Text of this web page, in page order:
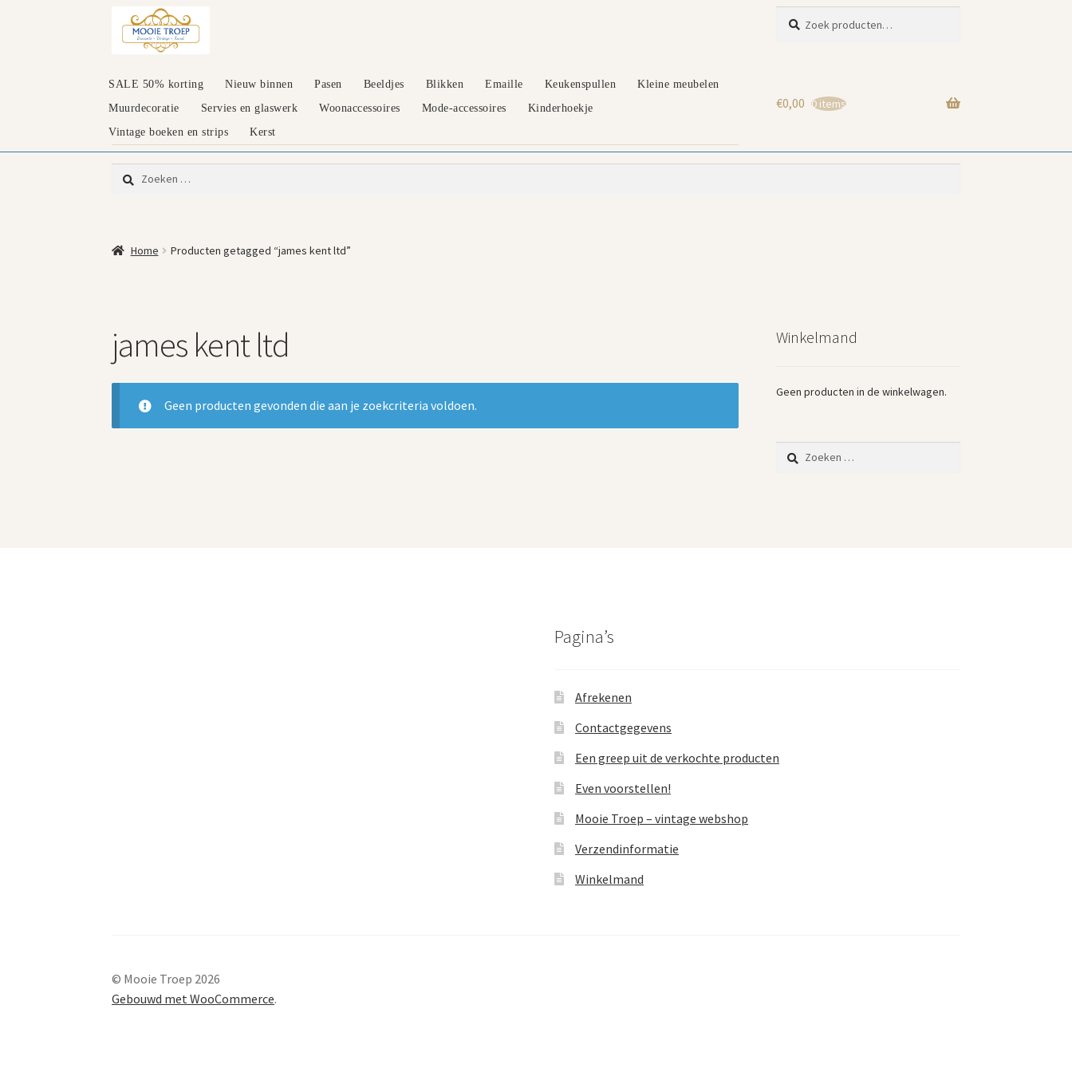
door
naar
naar:
SALE 50% korting Nieuw binnen Pasen Beeldjes Blikken Emaille Keukenspullen
Kleine meubelen
Muurdecoratie
Servies en glaswerk Woonaccessoires Mode-accessoires
Kinderhoekje
Vintage boeken en strips
Kerst
€0,00 0 items
Zoeken
naar:
Home Producten getagged “james kent ltd”
james kent ltd
Geen producten gevonden die aan je zoekcriteria voldoen.
Winkelmand
Geen producten in de winkelwagen.
Zoeken
naar:
Pagina’s
Afrekenen
Contactgegevens
Een greep uit de verkochte producten
Even voorstellen!
Mooie Troep – vintage webshop
Verzendinformatie
Winkelmand
© Mooie Troep 2026
Gebouwd met WooCommerce.